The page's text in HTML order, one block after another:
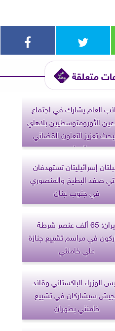
متعلقة
العام يشارك في اجتماع
الأورومتوسطيين بلاهاي
تعزيز التعاون القضائي
الدولي
إسرائيليتان تستهدفان
صفد البطيخ والمنصوري
في جنوب لبنان
إيران: 65 ألف عنصر شرطة
في مراسم تشييع جنازة
علي خامنئي
الوزراء الباكستاني وقائد
سيشاركان في تشييع
خامنئي بطهران